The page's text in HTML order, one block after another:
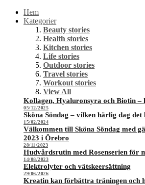
Hem
Kategorier
Beauty stories
Health stories
Kitchen stories
Life stories
Outdoor stories
Travel stories
Workout stories
View All
Kollagen, Hyaluronsyra och Biotin –
05/12/2025
Sköna Söndag – vilken härlig dag det
15/02/2024
Välkommen till Sköna Söndag med
2023 i Örebro
28/11/2023
Hudvårdsrutin med Rosenserien för
14/08/2023
Elektrolyter och vätskeersättning
29/06/2026
Kreatin kan förbättra träningen och